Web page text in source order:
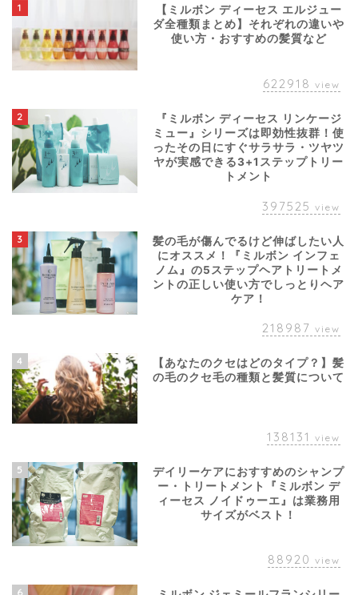
1
【ミルボン ディーセス エルジュー
ダ全種類まとめ】それぞれの違いや
使い方・おすすめの髪質など
622918 view
2
『ミルボン ディーセス リンケージ
ミュー』シリーズは即効性抜群！使
ったその日にすぐサラサラ・ツヤツ
ヤが実感できる3+1ステップトリー
トメント
397525 view
3
髪の毛が傷んでるけど伸ばしたい人
にオススメ！『ミルボン インフェ
ノム』の5ステップヘアトリートメ
ントの正しい使い方でしっとりヘア
ケア！
218987 view
4
【あなたのクセはどのタイプ？】髪
の毛のクセ毛の種類と髪質について
138131 view
5
デイリーケアにおすすめのシャンプ
ー・トリートメント『ミルボン デ
ィーセス ノイドゥーエ』は業務用
サイズがベスト！
88920 view
6